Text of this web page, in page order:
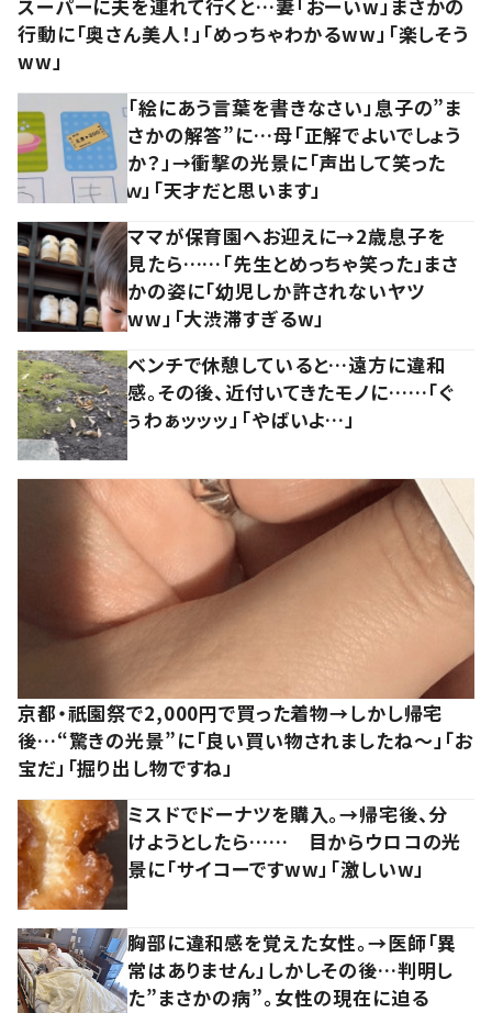
スーパーに夫を連れて行くと…妻「おーいw」まさかの
行動に「奥さん美人！」「めっちゃわかるww」「楽しそう
ww」
「絵にあう言葉を書きなさい」息子の”ま
さかの解答”に…母「正解でよいでしょう
か？」→衝撃の光景に「声出して笑った
ｗ」「天才だと思います」
ママが保育園へお迎えに→2歳息子を
見たら……「先生とめっちゃ笑った」まさ
かの姿に「幼児しか許されないヤツ
ww」「大渋滞すぎるw」
ベンチで休憩していると…遠方に違和
感。その後、近付いてきたモノに……「ぐ
ぅわぁッッッ」「やばいよ…」
京都・祇園祭で2,000円で買った着物→しかし帰宅
後…“驚きの光景”に「良い買い物されましたね～」「お
宝だ」「掘り出し物ですね」
ミスドでドーナツを購入。→帰宅後、分
けようとしたら…… 目からウロコの光
景に「サイコーですww」「激しいw」
胸部に違和感を覚えた女性。→医師「異
常はありません」しかしその後…判明し
た”まさかの病”。女性の現在に迫る